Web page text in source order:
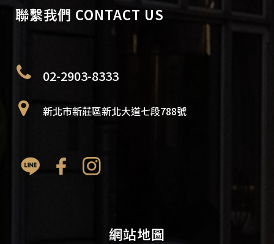
聯繫我們 CONTACT US
02-2903-8333
新北市新莊區新北大道七段788號
網站地圖